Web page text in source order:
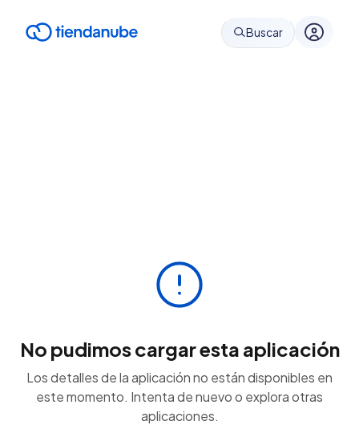
Buscar
No pudimos cargar esta aplicación
Los detalles de la aplicación no están disponibles en
este momento. Intenta de nuevo o explora otras
aplicaciones.